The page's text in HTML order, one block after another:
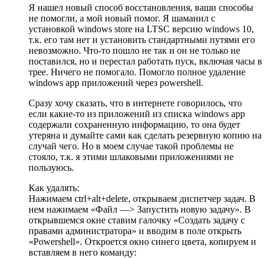
Я нашел новый способ восстановления, ваши способы
не помогли, а мой новый помог. Я шаманил с
установкой windows store на LTSC версию windows 10,
т.к. его там нет и установить стандартными путями его
невозможно. Что-то пошло не так и он не только не
поставился, но и перестал работать пуск, включая часы в
трее. Ничего не помогало. Помогло полное удаление
windows app приложений через powershell.
Сразу хочу сказать, что в интернете говорилось, что
если какие-то из приложений из списка windows app
содержали сохраненную информацию, то она будет
утеряна и думайте сами как сделать резервную копию на
случай чего. Но в моем случае такой проблемы не
стояло, т.к. я этими шлаковыми приложениями не
пользуюсь.
Как удалять:
Нажимаем ctrl+alt+delete, открываем диспетчер задач. В
нем нажимаем «Файл —> Запустить новую задачу». В
открывшемся окне ставим галочку «Создать задачу с
правами администратора» и вводим в поле открыть
«Powershell». Откроется окно синего цвета, копируем и
вставляем в него команду: